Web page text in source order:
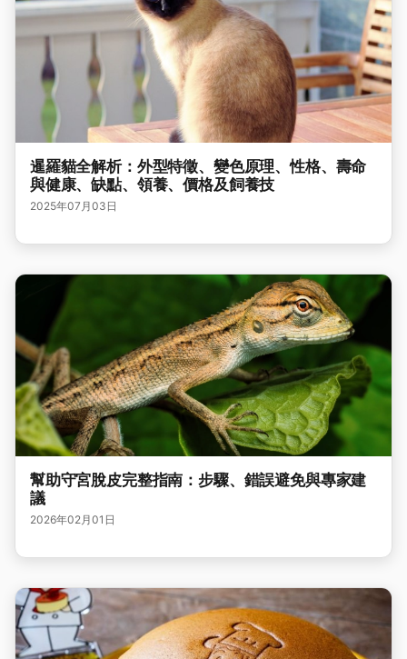
暹羅貓全解析：外型特徵、變色原理、性格、壽命
與健康、缺點、領養、價格及飼養技
2025年07月03日
幫助守宮脫皮完整指南：步驟、錯誤避免與專家建
議
2026年02月01日